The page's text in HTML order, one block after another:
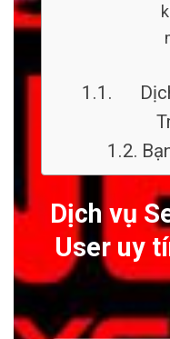
Dịch vụ
User uy